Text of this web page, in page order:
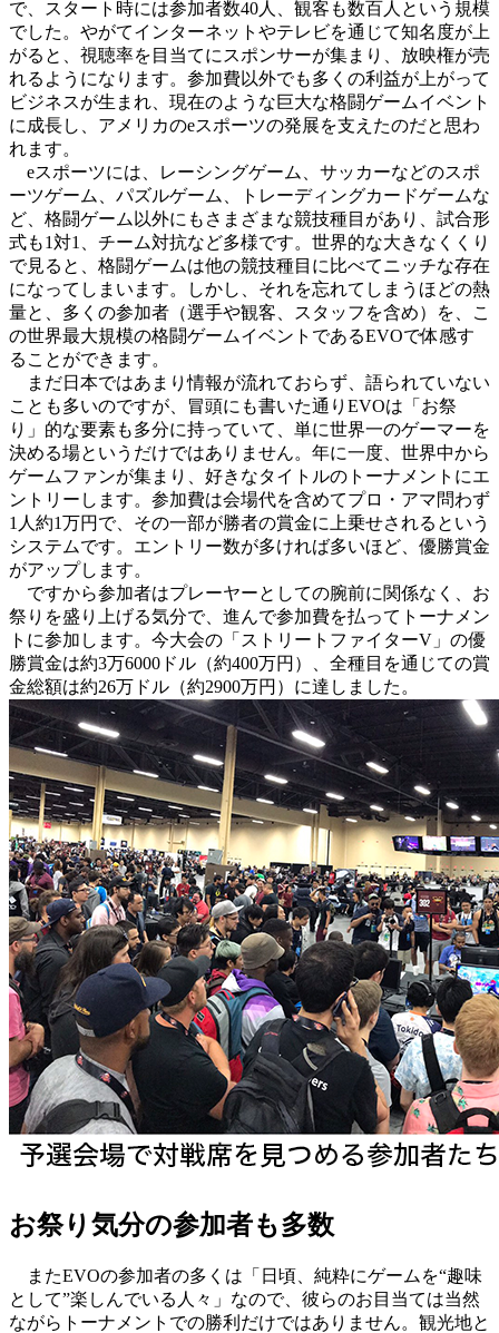
で、スタート時には参加者数40人、観客も数百人という規模
でした。やがてインターネットやテレビを通じて知名度が上
がると、視聴率を目当てにスポンサーが集まり、放映権が売
れるようになります。参加費以外でも多くの利益が上がって
ビジネスが生まれ、現在のような巨大な格闘ゲームイベント
に成長し、アメリカのeスポーツの発展を支えたのだと思わ
れます。
eスポーツには、レーシングゲーム、サッカーなどのスポ
ーツゲーム、パズルゲーム、トレーディングカードゲームな
ど、格闘ゲーム以外にもさまざまな競技種目があり、試合形
式も1対1、チーム対抗など多様です。世界的な大きなくくり
で見ると、格闘ゲームは他の競技種目に比べてニッチな存在
になってしまいます。しかし、それを忘れてしまうほどの熱
量と、多くの参加者（選手や観客、スタッフを含め）を、こ
の世界最大規模の格闘ゲームイベントであるEVOで体感す
ることができます。
まだ日本ではあまり情報が流れておらず、語られていない
ことも多いのですが、冒頭にも書いた通りEVOは「お祭
り」的な要素も多分に持っていて、単に世界一のゲーマーを
決める場というだけではありません。年に一度、世界中から
ゲームファンが集まり、好きなタイトルのトーナメントにエ
ントリーします。参加費は会場代を含めてプロ・アマ問わず
1人約1万円で、その一部が勝者の賞金に上乗せされるという
システムです。エントリー数が多ければ多いほど、優勝賞金
がアップします。
ですから参加者はプレーヤーとしての腕前に関係なく、お
祭りを盛り上げる気分で、進んで参加費を払ってトーナメン
トに参加します。今大会の「ストリートファイターV」の優
勝賞金は約3万6000ドル（約400万円）、全種目を通じての賞
金総額は約26万ドル（約2900万円）に達しました。
お祭り気分の参加者も多数
またEVOの参加者の多くは「日頃、純粋にゲームを“趣味
として”楽しんでいる人々」なので、彼らのお目当ては当然
ながらトーナメントでの勝利だけではありません。観光地と